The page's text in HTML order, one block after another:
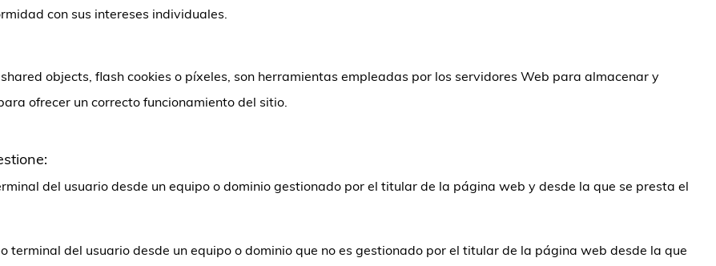
con sus intereses individuales.
objects, flash cookies o píxeles, son herramientas empleadas por los servidores Web para almacenar y
ofrecer un correcto funcionamiento del sitio.
del usuario desde un equipo o dominio gestionado por el titular de la página web y desde la que se presta el
terminal del usuario desde un equipo o dominio que no es gestionado por el titular de la página web desde la que